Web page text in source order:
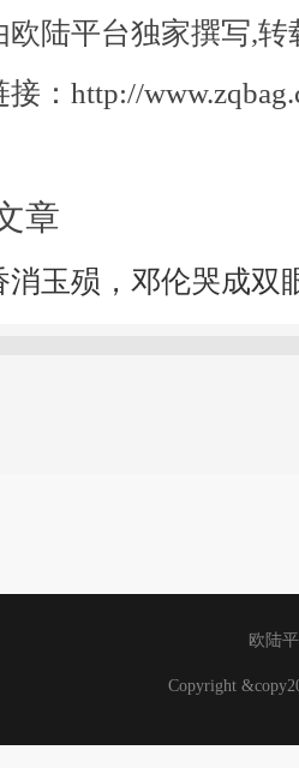
欧陆平台独家撰写,转
：http://
章
消玉殒，邓伦哭成双
欧陆
Copyright